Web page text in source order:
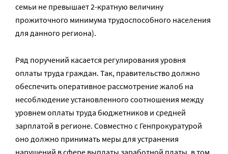
семьи не превышает 2-кратную величину
прожиточного минимума трудоспособного населения
для данного региона).
Ряд поручений касается регулирования уровня
оплаты труда граждан. Так, правительство должно
обеспечить оперативное рассмотрение жалоб на
несоблюдение установленного соотношения между
уровнем оплаты труда бюджетников и средней
зарплатой в регионе. Совместно с Генпрокуратурой
оно должно принимать меры для устранения
нарушений в сфере выплаты заработной платы, в том